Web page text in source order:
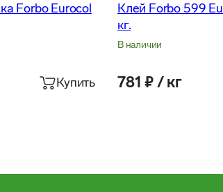
Forbo Eurocol
Купить
Клей Forbo 599
кг.
В наличии
781 ₽ / кг